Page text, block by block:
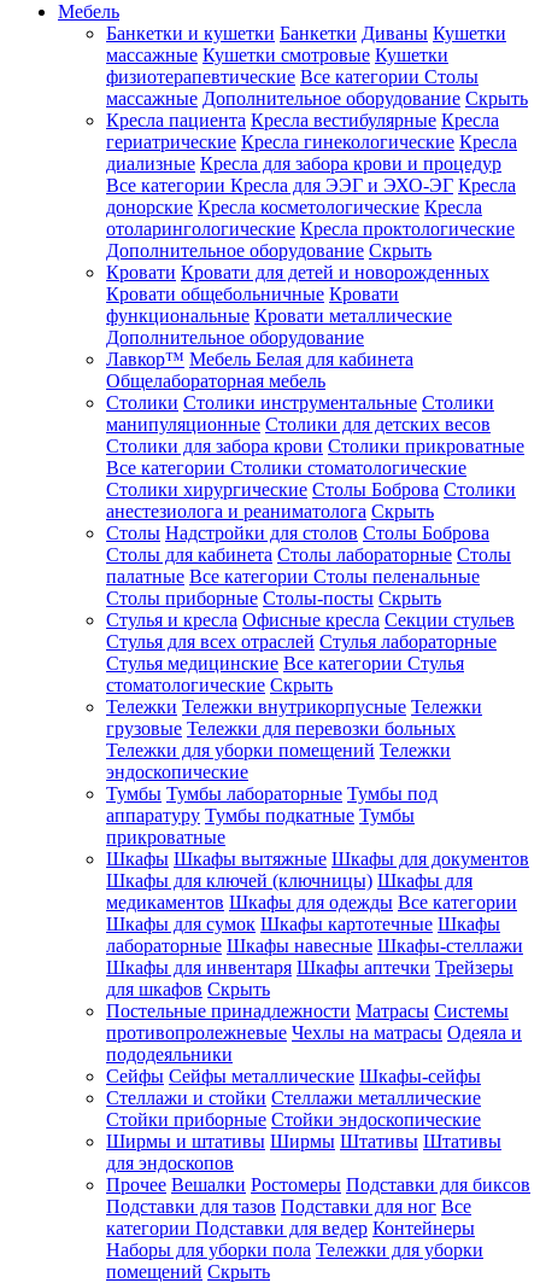
Мебель
Банкетки и кушетки Банкетки Диваны Кушетки
массажные Кушетки смотровые Кушетки
физиотерапевтические Все категории Столы
массажные Дополнительное оборудование Скрыть
Кресла пациента Кресла вестибулярные Кресла
гериатрические Кресла гинекологические Кресла
диализные Кресла для забора крови и процедур
Все категории Кресла для ЭЭГ и ЭХО-ЭГ Кресла
донорские Кресла косметологические Кресла
отоларингологические Кресла проктологические
Дополнительное оборудование Скрыть
Кровати Кровати для детей и новорожденных
Кровати общебольничные Кровати
функциональные Кровати металлические
Дополнительное оборудование
Лавкор™ Мебель Белая для кабинета
Общелабораторная мебель
Столики Столики инструментальные Столики
манипуляционные Столики для детских весов
Столики для забора крови Столики прикроватные
Все категории Столики стоматологические
Столики хирургические Столы Боброва Столики
анестезиолога и реаниматолога Скрыть
Столы Надстройки для столов Столы Боброва
Столы для кабинета Столы лабораторные Столы
палатные Все категории Столы пеленальные
Столы приборные Столы-посты Скрыть
Стулья и кресла Офисные кресла Секции стульев
Стулья для всех отраслей Стулья лабораторные
Стулья медицинские Все категории Стулья
стоматологические Скрыть
Тележки Тележки внутрикорпусные Тележки
грузовые Тележки для перевозки больных
Тележки для уборки помещений Тележки
эндоскопические
Тумбы Тумбы лабораторные Тумбы под
аппаратуру Тумбы подкатные Тумбы
прикроватные
Шкафы Шкафы вытяжные Шкафы для документов
Шкафы для ключей (ключницы) Шкафы для
медикаментов Шкафы для одежды Все категории
Шкафы для сумок Шкафы картотечные Шкафы
лабораторные Шкафы навесные Шкафы-стеллажи
Шкафы для инвентаря Шкафы аптечки Трейзеры
для шкафов Скрыть
Постельные принадлежности Матрасы Системы
противопролежневые Чехлы на матрасы Одеяла и
пододеяльники
Сейфы Сейфы металлические Шкафы-сейфы
Стеллажи и стойки Стеллажи металлические
Стойки приборные Стойки эндоскопические
Ширмы и штативы Ширмы Штативы Штативы
для эндоскопов
Прочее Вешалки Ростомеры Подставки для биксов
Подставки для тазов Подставки для ног Все
категории Подставки для ведер Контейнеры
Наборы для уборки пола Тележки для уборки
помещений Скрыть